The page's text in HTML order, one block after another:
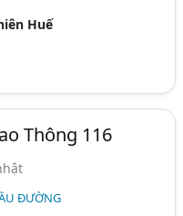
Huế
Thông 116
ĐƯỜNG